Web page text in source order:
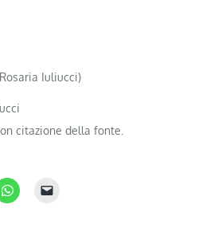
Iuliucci)
citazione della fonte.